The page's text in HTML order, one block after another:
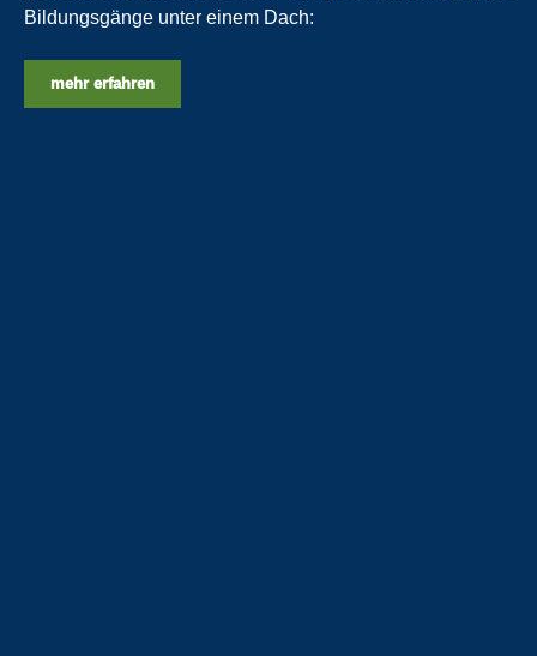
Bildungsgänge unter einem Dach:
mehr erfahren